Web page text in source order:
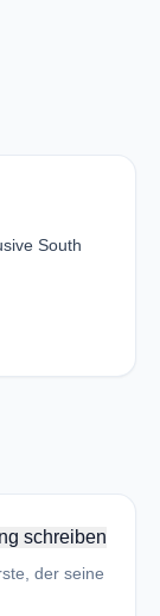
South
schreiben
der seine